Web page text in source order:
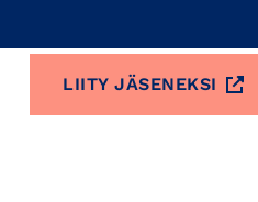
LIITY JÄSENEKSI